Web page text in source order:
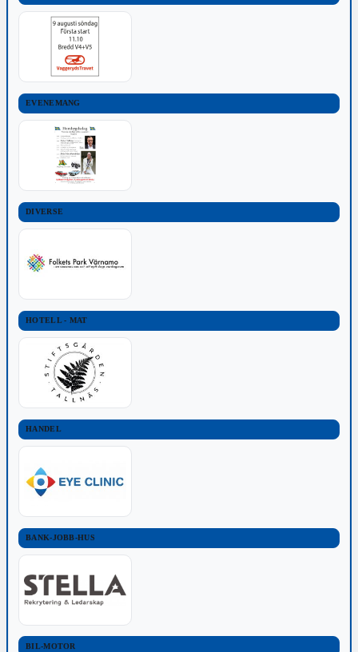
EVENEMANG
DIVERSE
HOTELL - MAT
HANDEL
BANK-JOBB-HUS
BIL-MOTOR